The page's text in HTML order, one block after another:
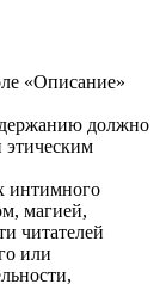
«Описание»
должно
этическим
интимного
магией,
читателей
или